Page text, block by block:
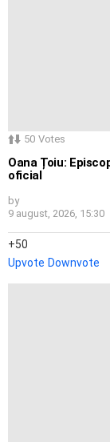
50 Votes
Oana Țoiu:
oficial
by
9 august, 2026, 15:30
50
Upvote Downvote